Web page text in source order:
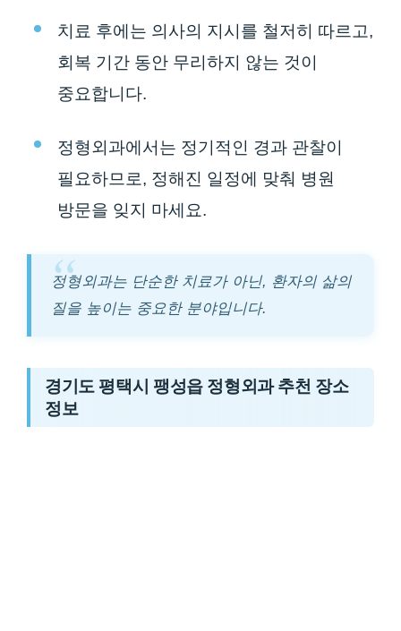
치료 후에는 의사의 지시를 철저히 따르고,
회복 기간 동안 무리하지 않는 것이
중요합니다.
정형외과에서는 정기적인 경과 관찰이
필요하므로, 정해진 일정에 맞춰 병원
방문을 잊지 마세요.
정형외과는 단순한 치료가 아닌, 환자의 삶의
질을 높이는 중요한 분야입니다.
경기도 평택시 팽성읍 정형외과 추천 장소
정보